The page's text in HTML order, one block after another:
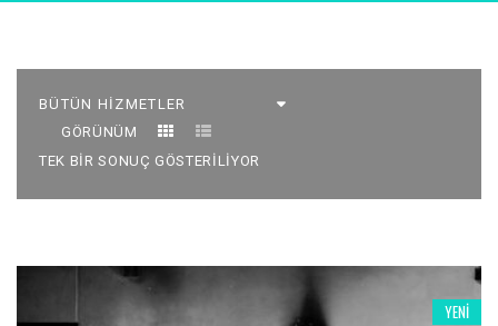
GÖRÜNÜM
TEK BIR SONUÇ GÖSTERILIYOR
YENI